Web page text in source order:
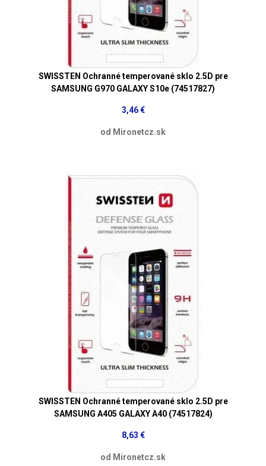
SWISSTEN Ochranné temperované sklo 2.5D pre
SAMSUNG G970 GALAXY S10e (74517827)
3,46 €
od Mironetcz.sk
SWISSTEN Ochranné temperované sklo 2.5D pre
SAMSUNG A405 GALAXY A40 (74517824)
8,63 €
od Mironetcz.sk